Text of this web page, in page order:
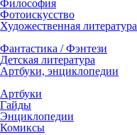
Философия
Фотоискусство
Художественная литература
Фантастика / Фэнтези
Детская литература
Артбуки, энциклопедии
Артбуки
Гайды
Энциклопедии
Комиксы